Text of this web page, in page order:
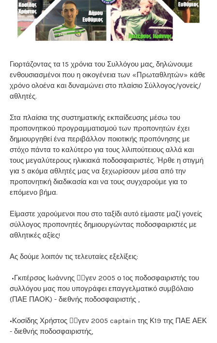
Γιορτάζοντας τα 15 χρόνια του Συλλόγου μας, δηλώνουμε
ενθουσιασμένοι που η οικογένεια των «Πρωταθλητών» κάθε
χρόνο ολοένα και δυναμώνει στο πλαίσιο Σύλλογος/γονείς/
αθλητές.
Στα πλαίσια της συστηματικής εκπαίδευσης μέσω του
προπονητικού προγραμματισμού των προπονητών έχει
δημιουργηθεί ένα περιβάλλον ποιοτικής προπόνησης με
στόχο πάντα το καλύτερο για τους λιλιπούτειους αλλά και
τους μεγαλύτερους ηλικιακά ποδοσφαιριστές. Ήρθε η στιγμή
για 5 ακόμα αθλητές μας να ξεχωρίσουν μέσα από την
προπονητική διαδικασία και να τους συγχαρούμε για το
επόμενο βήμα.
Είμαστε χαρούμενοι που στο ταξίδι αυτό είμαστε μαζί γονείς
σύλλογος προπονητές δημιουργώντας ποδοσφαιριστές με
αθλητικές αξίες!
Ας δούμε λοιπόν τις τελευταίες εξελίξεις:
•Γκιτέρσος Ιωάννης 👉🏼γεν 2005 ο 1ος ποδοσφαιριστής του
συλλόγου μας που υπογράφει επαγγελματικό συμβόλαιο
(ΠΑΕ ΠΑΟΚ) - διεθνής ποδοσφαιριστής ,
•Κοσίδης Χρήστος 👉🏼γεν 2005 captain της Κ19 της ΠΑΕ ΑΕΚ
- διεθνής ποδοσφαιριστής,